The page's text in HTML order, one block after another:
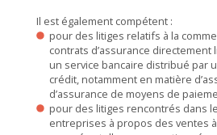
Il est également compétent :
pour des litiges relatifs à la
contrats d’assurance directement
un service bancaire distribué par
crédit, notamment en matière
d’assurance de moyens de
pour des litiges rencontrés dans
entreprises à propos des ventes